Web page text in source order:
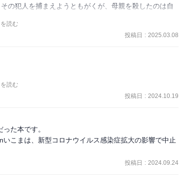
の犯人を捕まえようともがくが、母親を殺したのは自
る？
返す。そして事件の真相を知りーーー
終わり方をしている。なので一気読みがオススメ。
のを勧める。
読む
投稿日 : 2025.03.08
り覚えていない。昔の漫画の絵って人が妙にリアルで
は代償があるけど18年もの再上映の代償はすごい大切
読む
投稿日 : 2024.10.19
た本です。
こまは、新型コロナウイルス感染症拡大の影響で中止
投稿日 : 2024.09.24